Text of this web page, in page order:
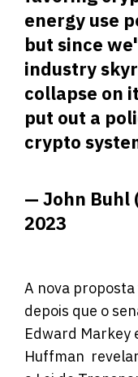
energy use
but since
industry
collapse on
put out a
crypto
— John Buhl
2023
A nova
depois que o
Edward Markey
Huffman